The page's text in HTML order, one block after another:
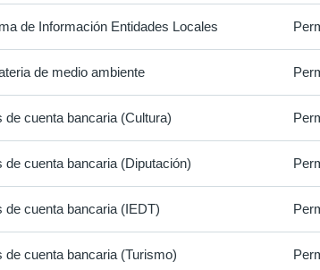
de Información Entidades Locales
de medio ambiente
de cuenta bancaria (Cultura)
de cuenta bancaria (Diputación)
de cuenta bancaria (IEDT)
de cuenta bancaria (Turismo)